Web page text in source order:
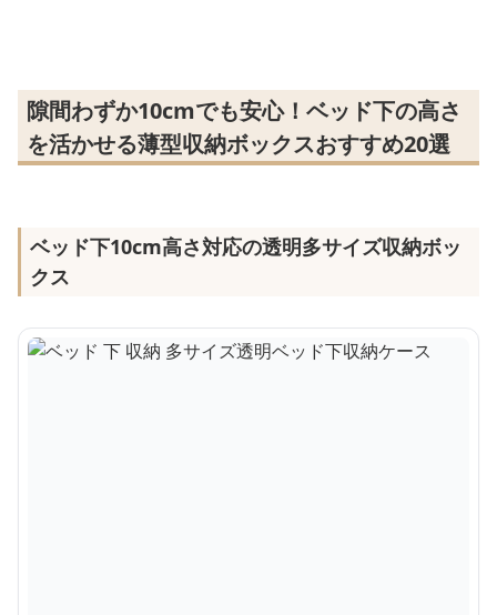
隙間わずか10cmでも安心！ベッド下の高さ
を活かせる薄型収納ボックスおすすめ20選
ベッド下10cm高さ対応の透明多サイズ収納ボッ
クス